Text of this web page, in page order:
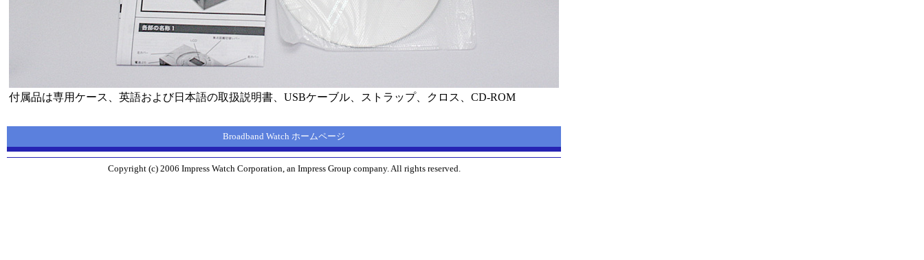
付属品は専用ケース、英語および日本語の取扱説明書、USBケーブル、ストラップ、クロス、CD-ROM
Broadband Watch ホームページ
Copyright (c) 2006 Impress Watch Corporation, an Impress Group company. All rights reserved.